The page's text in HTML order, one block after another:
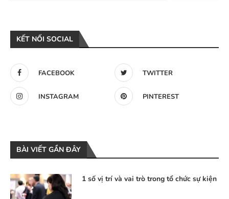
KẾT NỐI SOCIAL
FACEBOOK TWITTER
INSTAGRAM PINTEREST
BÀI VIẾT GẦN ĐÂY
1 số vị trí và vai trò trong tổ chức sự kiện